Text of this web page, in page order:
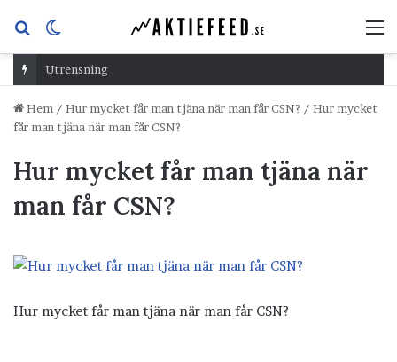
Sök
efterskin
Utrensning
Hem / Hur mycket får man tjäna när man får CSN? / Hur mycket
får man tjäna när man får CSN?
Hur mycket får man tjäna när
man får CSN?
Hur mycket får man tjäna när man får CSN?